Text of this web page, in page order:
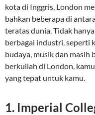
kota di Inggris, London
bahkan beberapa di
teratas dunia. Tidak
berbagai industri, seperti
budaya, musik dan masih
berkuliah di London,
yang tepat untuk kamu.
1. Imperial